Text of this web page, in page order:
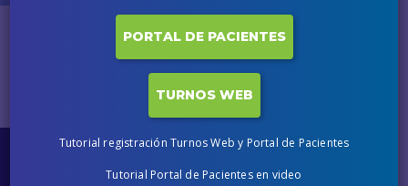
El perfil del profesional estará disponible próximamente.
Turnos +54 011 7078-0873
PORTAL DE PACIENTES
TURNOS WEB
Tutorial registración Turnos Web y Portal de Pacientes
Tutorial Portal de Pacientes en video